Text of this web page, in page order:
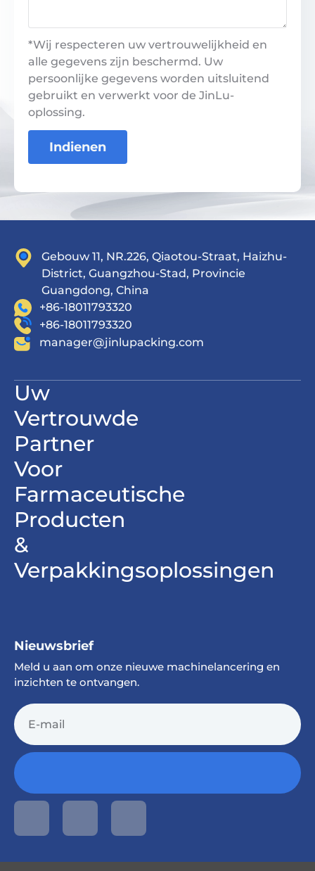
*Wij respecteren uw vertrouwelijkheid en
alle gegevens zijn beschermd. Uw
persoonlijke gegevens worden uitsluitend
gebruikt en verwerkt voor de JinLu-
oplossing.
Indienen
Gebouw 11, NR.226, Qiaotou-Straat, Haizhu-
District, Guangzhou-Stad, Provincie
Guangdong, China
+86-18011793320
+86-18011793320
manager@jinlupacking.com
Uw
Vertrouwde
Partner
Voor
Farmaceutische
Producten
&
Verpakkingsoplossingen
Nieuwsbrief
Meld u aan om onze nieuwe machinelancering en
inzichten te ontvangen.